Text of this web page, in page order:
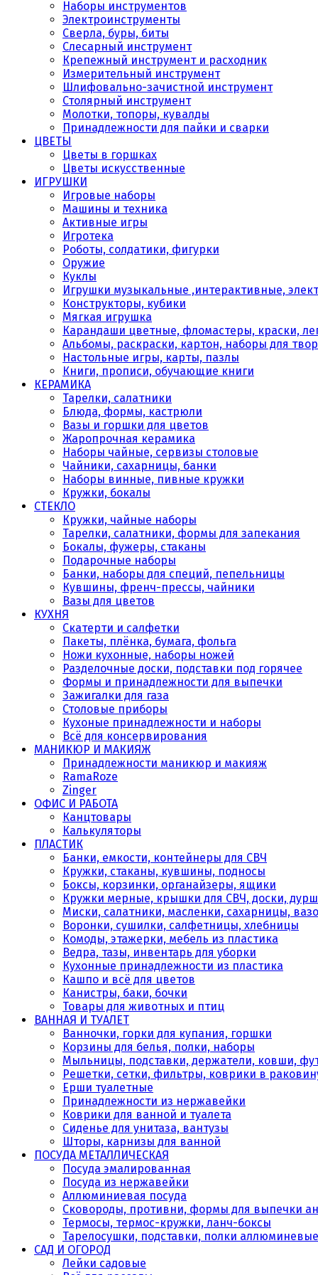
Наборы инструментов
Электроинструменты
Сверла, буры, биты
Слесарный инструмент
Крепежный инструмент и расходник
Измерительный инструмент
Шлифовально-зачистной инструмент
Столярный инструмент
Молотки, топоры, кувалды
Принадлежности для пайки и сварки
ЦВЕТЫ
Цветы в горшках
Цветы искусственные
ИГРУШКИ
Игровые наборы
Машины и техника
Активные игры
Игротека
Роботы, солдатики, фигурки
Оружие
Куклы
Игрушки музыкальные ,интерактивные,
Конструкторы, кубики
Мягкая игрушка
Карандаши цветные, фломастеры, краски,
Альбомы, раскраски, картон, наборы для
Настольные игры, карты, пазлы
Книги, прописи, обучающие книги
КЕРАМИКА
Тарелки, салатники
Блюда, формы, кастрюли
Вазы и горшки для цветов
Жаропрочная керамика
Наборы чайные, сервизы столовые
Чайники, сахарницы, банки
Наборы винные, пивные кружки
Кружки, бокалы
СТЕКЛО
Кружки, чайные наборы
Тарелки, салатники, формы для запекания
Бокалы, фужеры, стаканы
Подарочные наборы
Банки, наборы для специй, пепельницы
Кувшины, френч-прессы, чайники
Вазы для цветов
КУХНЯ
Скатерти и салфетки
Пакеты, плёнка, бумага, фольга
Ножи кухонные, наборы ножей
Разделочные доски, подставки под горячее
Формы и принадлежности для выпечки
Зажигалки для газа
Столовые приборы
Кухоные принадлежности и наборы
Всё для консервирования
МАНИКЮР И МАКИЯЖ
Принадлежности маникюр и макияж
RamaRoze
Zinger
ОФИС И РАБОТА
Канцтовары
Калькуляторы
ПЛАСТИК
Банки, емкости, контейнеры для СВЧ
Кружки, стаканы, кувшины, подносы
Боксы, корзинки, органайзеры, ящики
Кружки мерные, крышки для СВЧ, доски,
Миски, салатники, масленки, сахарницы,
Воронки, сушилки, салфетницы, хлебницы
Комоды, этажерки, мебель из пластика
Ведра, тазы, инвентарь для уборки
Кухонные принадлежности из пластика
Кашпо и всё для цветов
Канистры, баки, бочки
Товары для животных и птиц
ВАННАЯ И ТУАЛЕТ
Ванночки, горки для купания, горшки
Корзины для белья, полки, наборы
Мыльницы, подставки, держатели, ковши,
Решетки, сетки, фильтры, коврики в
Ерши туалетные
Принадлежности из нержавейки
Коврики для ванной и туалета
Сиденье для унитаза, вантузы
Шторы, карнизы для ванной
ПОСУДА МЕТАЛЛИЧЕСКАЯ
Посуда эмалированная
Посуда из нержавейки
Аллюминиевая посуда
Сковороды, противни, формы для выпечки
Термосы, термос-кружки, ланч-боксы
Тарелосушки, подставки, полки аллюминевые
САД И ОГОРОД
Лейки садовые